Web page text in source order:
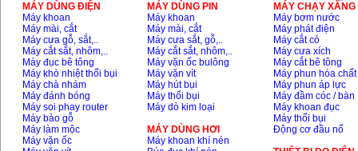
MÁY DÙNG ĐIỆN
Máy khoan
Máy mài, cắt
Máy cưa gỗ, sắt,..
Máy cắt sắt, nhôm,..
Máy đục bê tông
Máy khò nhiệt thổi bụi
Máy chà nhám
Máy đánh bóng
Máy soi phay router
Máy bào gỗ
Máy làm mộc
Máy vặn ốc
MÁY DÙNG PIN
Máy khoan
Máy mài, cắt
Máy cưa sắt, gỗ,..
Máy cắt sắt, nhôm,..
Máy vặn ốc bulông
Máy vặn vít
Máy hút bụi
Máy thổi bụi
Máy dò kim loại
MÁY DÙNG HƠI
Máy khoan khí nén
MÁY CHẠY
Máy bơm nước
Máy phát điện
Máy cắt cỏ
Máy cưa xích
Máy cắt bê tông
Máy phun hóa chất
Máy phun áp lực
Máy đầm cóc / bàn
Máy khoan đục
Máy thổi bụi
Động cơ đầu nổ